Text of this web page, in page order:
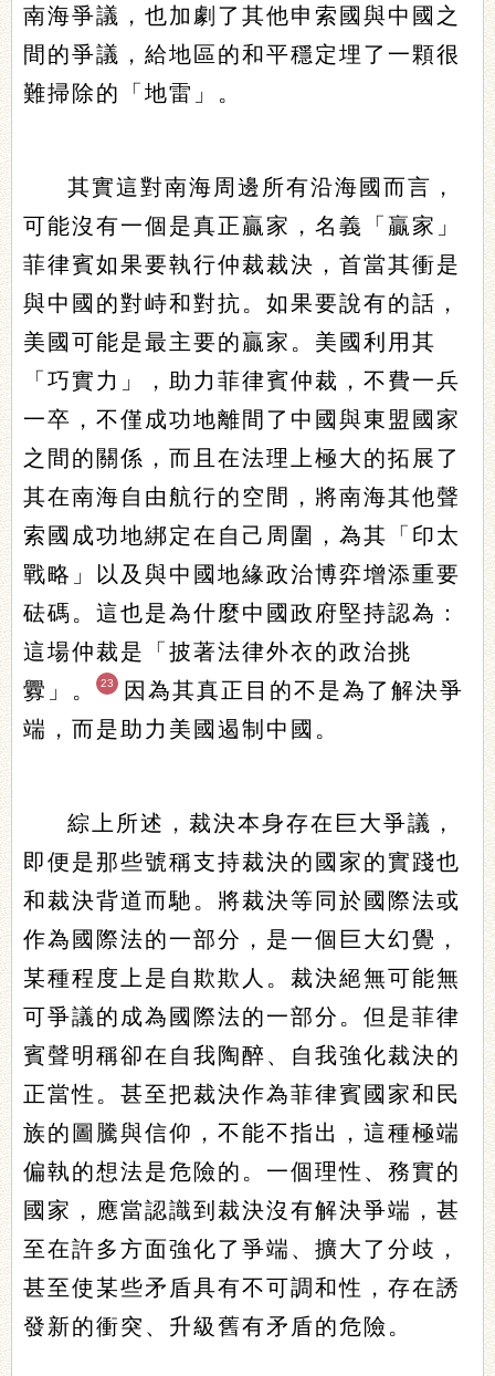
南海爭議，也加劇了其他申索國與中國之
間的爭議，給地區的和平穩定埋了一顆很
難掃除的「地雷」。
其實這對南海周邊所有沿海國而言，
可能沒有一個是真正贏家，名義「贏家」
菲律賓如果要執行仲裁裁決，首當其衝是
與中國的對峙和對抗。如果要說有的話，
美國可能是最主要的贏家。美國利用其
「巧實力」，助力菲律賓仲裁，不費一兵
一卒，不僅成功地離間了中國與東盟國家
之間的關係，而且在法理上極大的拓展了
其在南海自由航行的空間，將南海其他聲
索國成功地綁定在自己周圍，為其「印太
戰略」以及與中國地緣政治博弈增添重要
砝碼。這也是為什麼中國政府堅持認為：
這場仲裁是「披著法律外衣的政治挑
釁」。
23
因為其真正目的不是為了解決爭
端，而是助力美國遏制中國。
綜上所述，裁決本身存在巨大爭議，
即便是那些號稱支持裁決的國家的實踐也
和裁決背道而馳。將裁決等同於國際法或
作為國際法的一部分，是一個巨大幻覺，
某種程度上是自欺欺人。裁決絕無可能無
可爭議的成為國際法的一部分。但是菲律
賓聲明稱卻在自我陶醉、自我強化裁決的
正當性。甚至把裁決作為菲律賓國家和民
族的圖騰與信仰，不能不指出，這種極端
偏執的想法是危險的。一個理性、務實的
國家，應當認識到裁決沒有解決爭端，甚
至在許多方面強化了爭端、擴大了分歧，
甚至使某些矛盾具有不可調和性，存在誘
發新的衝突、升級舊有矛盾的危險。